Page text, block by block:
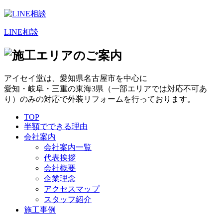
LINE相談
アイセイ堂は、 愛知県名古屋市を中心に
愛知・岐阜・三重の東海3県（一部エリアでは対応不可あ
り）のみの対応で外装リフォームを行っております。
TOP
半額でできる理由
会社案内
会社案内一覧
代表挨拶
会社概要
企業理念
アクセスマップ
スタッフ紹介
施工事例